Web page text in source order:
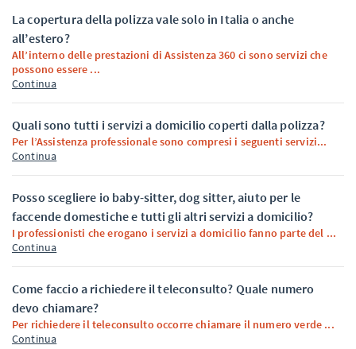
La copertura della polizza vale solo in Italia o anche
all’estero?
All’interno delle prestazioni di Assistenza 360 ci sono servizi che
possono essere ...
Continua
Quali sono tutti i servizi a domicilio coperti dalla polizza?
Per l’Assistenza professionale sono compresi i seguenti servizi...
Continua
Posso scegliere io baby-sitter, dog sitter, aiuto per le
faccende domestiche e tutti gli altri servizi a domicilio?
I professionisti che erogano i servizi a domicilio fanno parte del ...
Continua
Come faccio a richiedere il teleconsulto? Quale numero
devo chiamare?
Per richiedere il teleconsulto occorre chiamare il numero verde ...
Continua